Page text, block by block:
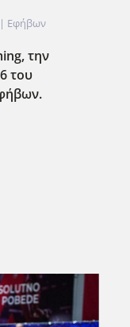
Εφήβων
την
του